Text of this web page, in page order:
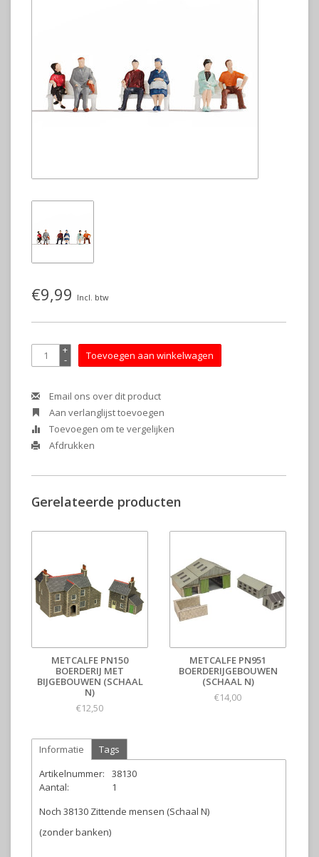
€9,99 Incl. btw
+
- Toevoegen aan winkelwagen
Email ons over dit product
Aan verlanglijst toevoegen
Toevoegen om te vergelijken
Afdrukken
Gerelateerde producten
METCALFE PN150
BOERDERIJ MET
BIJGEBOUWEN (SCHAAL
N)
€12,50
METCALFE PN951
BOERDERIJGEBOUWEN
(SCHAAL N)
€14,00
Informatie
Tags
Artikelnummer:
38130
Aantal:
1
Noch 38130 Zittende mensen (Schaal N)
(zonder banken)